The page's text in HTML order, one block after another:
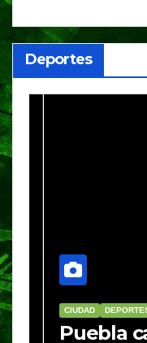
Deportes
CIUDAD DEPORTES
Puebla